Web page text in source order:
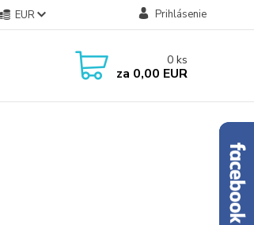
EUR Prihlásenie
0 ks
za 0,00 EUR